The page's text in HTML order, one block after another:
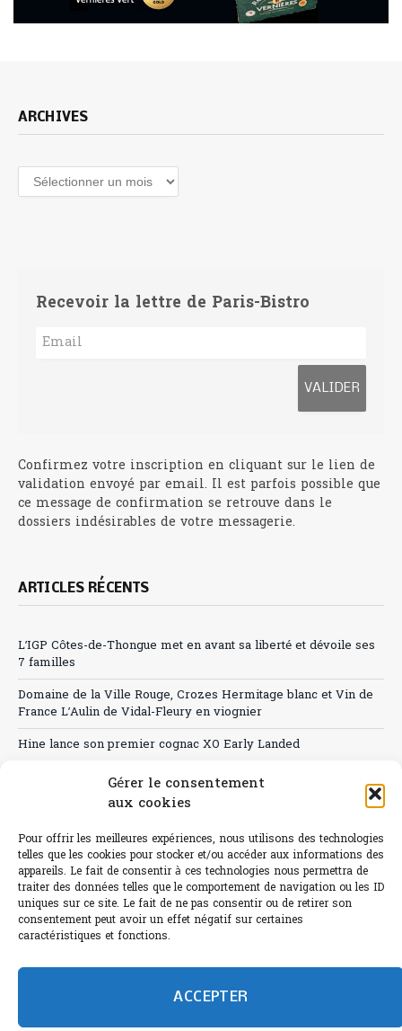
Gérer le consentement
aux cookies
Pour offrir les meilleures expériences, nous utilisons des technologies
telles que les cookies pour stocker et/ou accéder aux informations des
appareils. Le fait de consentir à ces technologies nous permettra de
traiter des données telles que le comportement de navigation ou les ID
uniques sur ce site. Le fait de ne pas consentir ou de retirer son
consentement peut avoir un effet négatif sur certaines
caractéristiques et fonctions.
ACCEPTER
ARCHIVES
Archives
Recevoir la lettre de Paris-Bistro
Confirmez votre inscription en cliquant sur le lien de
validation envoyé par email. Il est parfois possible que
ce message de confirmation se retrouve dans le
dossiers indésirables de votre messagerie.
ARTICLES RÉCENTS
L’IGP Côtes-de-Thongue met en avant sa liberté et dévoile ses
7 familles
Domaine de la Ville Rouge, Crozes Hermitage blanc et Vin de
France L’Aulin de Vidal-Fleury en viognier
Hine lance son premier cognac XO Early Landed
Canicule : A quand le CHR à « l’heure espagnole » ?
Sélection de rosés 2026
L'abus d'alcool est dangereux pour la santé.
humain et 0% IA de Paris Bistro Editions - SARL de Presse -
Informations légales etRGPD